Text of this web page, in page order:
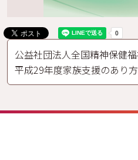
公益社団法人全国精神保健
平成29年度家族支援のあり